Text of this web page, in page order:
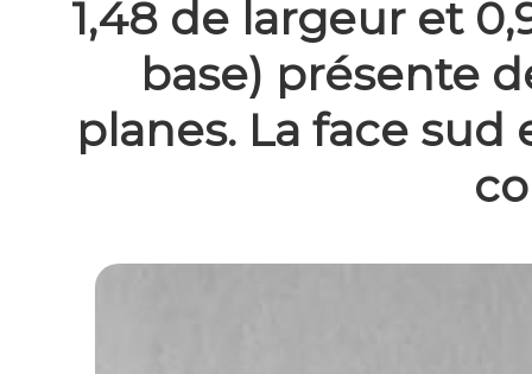
1,48 de largeur et
base) présente
planes. La face sud